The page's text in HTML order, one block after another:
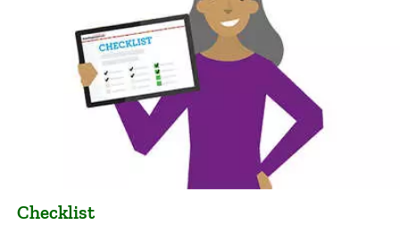
Checklist